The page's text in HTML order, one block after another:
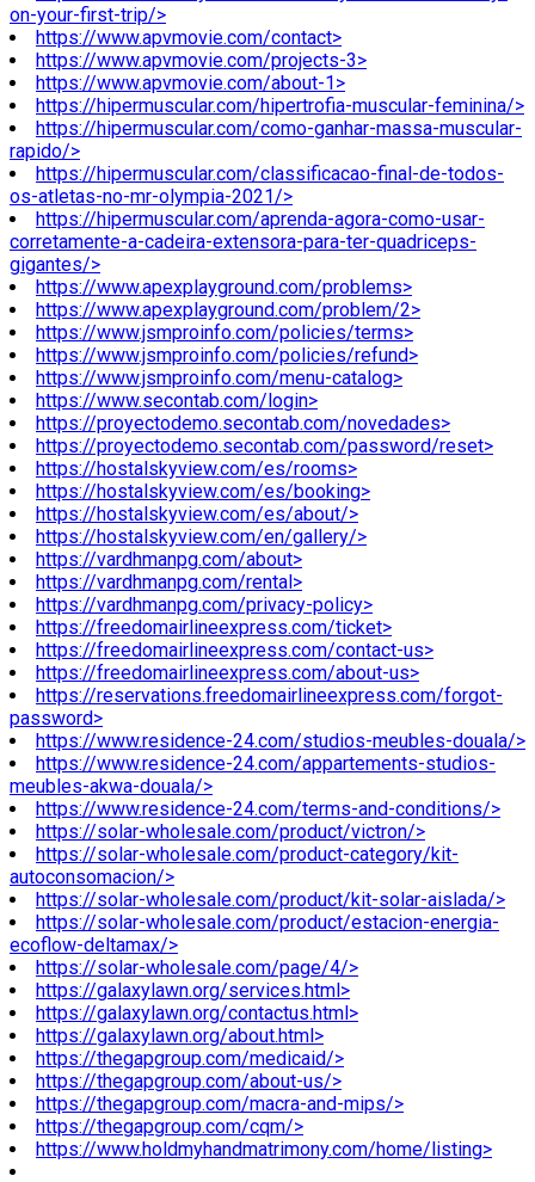
on-your-first-trip/>
https://www.apvmovie.com/contact>
https://www.apvmovie.com/projects-3>
https://www.apvmovie.com/about-1>
https://hipermuscular.com/hipertrofia-muscular-feminina/>
https://hipermuscular.com/como-ganhar-massa-muscular-
rapido/>
https://hipermuscular.com/classificacao-final-de-todos-
os-atletas-no-mr-olympia-2021/>
https://hipermuscular.com/aprenda-agora-como-usar-
corretamente-a-cadeira-extensora-para-ter-quadriceps-
gigantes/>
https://www.apexplayground.com/problems>
https://www.apexplayground.com/problem/2>
https://www.jsmproinfo.com/policies/terms>
https://www.jsmproinfo.com/policies/refund>
https://www.jsmproinfo.com/menu-catalog>
https://www.secontab.com/login>
https://proyectodemo.secontab.com/novedades>
https://proyectodemo.secontab.com/password/reset>
https://hostalskyview.com/es/rooms>
https://hostalskyview.com/es/booking>
https://hostalskyview.com/es/about/>
https://hostalskyview.com/en/gallery/>
https://vardhmanpg.com/about>
https://vardhmanpg.com/rental>
https://vardhmanpg.com/privacy-policy>
https://freedomairlineexpress.com/ticket>
https://freedomairlineexpress.com/contact-us>
https://freedomairlineexpress.com/about-us>
https://reservations.freedomairlineexpress.com/forgot-
password>
https://www.residence-24.com/studios-meubles-douala/>
https://www.residence-24.com/appartements-studios-
meubles-akwa-douala/>
https://www.residence-24.com/terms-and-conditions/>
https://solar-wholesale.com/product/victron/>
https://solar-wholesale.com/product-category/kit-
autoconsomacion/>
https://solar-wholesale.com/product/kit-solar-aislada/>
https://solar-wholesale.com/product/estacion-energia-
ecoflow-deltamax/>
https://solar-wholesale.com/page/4/>
https://galaxylawn.org/services.html>
https://galaxylawn.org/contactus.html>
https://galaxylawn.org/about.html>
https://thegapgroup.com/medicaid/>
https://thegapgroup.com/about-us/>
https://thegapgroup.com/macra-and-mips/>
https://thegapgroup.com/cqm/>
https://www.holdmyhandmatrimony.com/home/listing>